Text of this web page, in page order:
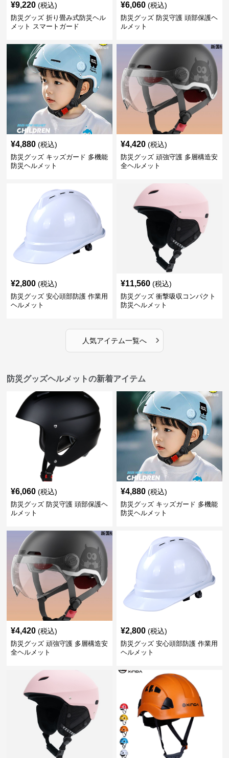
¥9,220 (税込)
防災グッズ 折り畳み式防災ヘル
メット スマートガード
¥6,060 (税込)
防災グッズ 防災守護 頭部保護ヘ
ルメット
¥4,880 (税込)
防災グッズ キッズガード 多機能
防災ヘルメット
¥4,420 (税込)
防災グッズ 頑強守護 多層構造安
全ヘルメット
¥2,800 (税込)
防災グッズ 安心頭部防護 作業用
ヘルメット
¥11,560 (税込)
防災グッズ 衝撃吸収コンパクト
防災ヘルメット
人気アイテム一覧へ ›
防災グッズヘルメットの新着アイテム
¥6,060 (税込)
防災グッズ 防災守護 頭部保護ヘ
ルメット
¥4,880 (税込)
防災グッズ キッズガード 多機能
防災ヘルメット
¥4,420 (税込)
防災グッズ 頑強守護 多層構造安
全ヘルメット
¥2,800 (税込)
防災グッズ 安心頭部防護 作業用
ヘルメット